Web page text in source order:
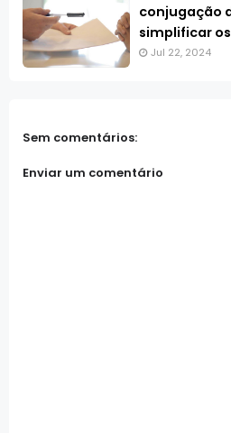
conjugação
simplificar
Jul 22, 2024
Sem comentários:
Enviar um comentário